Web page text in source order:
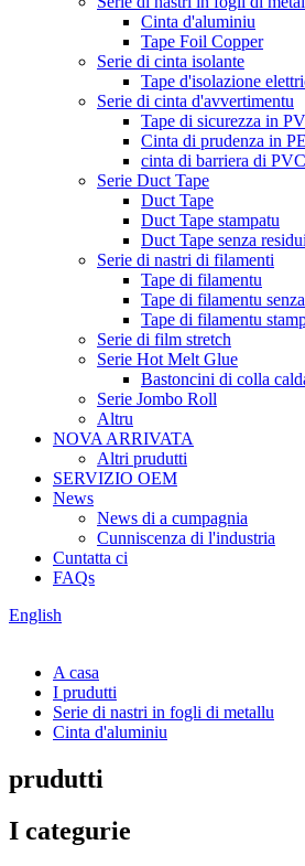
Cinta d'aluminiu
Tape Foil Copper
Serie di cinta isolante
Tape d'isolazione
Serie di cinta d'avvertimentu
Tape di sicurezza in
Cinta di prudenza in
cinta di barriera di PVC
Serie Duct Tape
Duct Tape
Duct Tape stampatu
Duct Tape senza residui
Serie di nastri di filamenti
Tape di filamentu
Tape di filamentu
Tape di filamentu
Serie di film stretch
Serie Hot Melt Glue
Bastoncini di colla
Serie Jombo Roll
Altru
NOVA ARRIVATA
Altri prudutti
SERVIZIO OEM
News
News di a cumpagnia
Cunniscenza di l'industria
Cuntatta ci
FAQs
English
A casa
I prudutti
Serie di nastri in fogli di metallu
Cinta d'aluminiu
prudutti
I categurie